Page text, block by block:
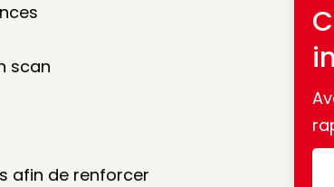
scan
afin de renforcer